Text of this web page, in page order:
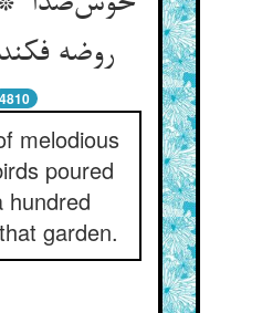
روضه فکنده صد نوا
4810
melodious
poured
hundred
garden.